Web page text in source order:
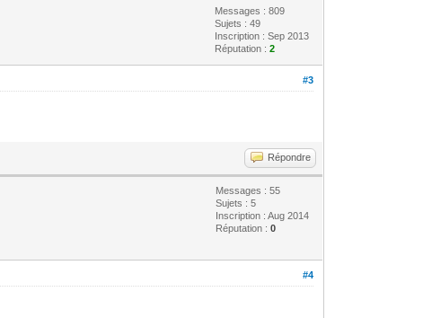
Messages : 809
Sujets : 49
Inscription : Sep 2013
Réputation :2
#3
Répondre
Messages : 55
Sujets : 5
Inscription : Aug 2014
Réputation :0
#4